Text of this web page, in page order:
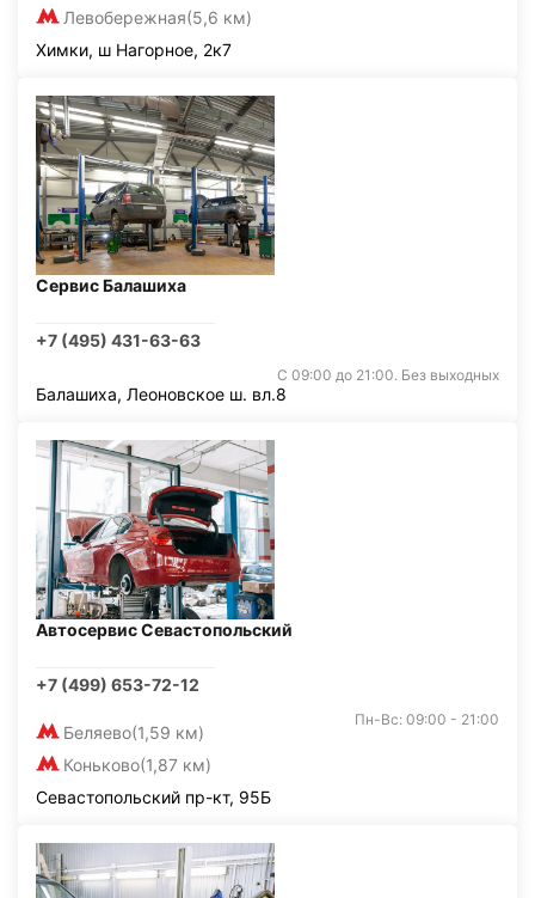
Левобережная(5,6 км)
Химки, ш Нагорное, 2к7
Сервис Балашиха
+7 (495) 431-63-63
С 09:00 до 21:00. Без выходных
Балашиха, Леоновское ш. вл.8
Автосервис Севастопольский
+7 (499) 653-72-12
Беляево(1,59 км)
Коньково(1,87 км)
Пн-Вс: 09:00 - 21:00
Севастопольский пр-кт, 95Б